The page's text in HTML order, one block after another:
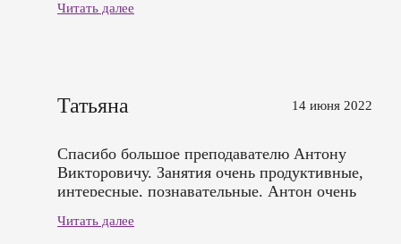
достигнута, приобрел необходимые навыки.
Читать далее
Татьяна 14 июня 2022
Спасибо большое преподавателю Антону
Викторовичу. Занятия очень продуктивные,
интересные, познавательные. Антон очень
показывает, дает глубокие знания. Очень
Читать далее